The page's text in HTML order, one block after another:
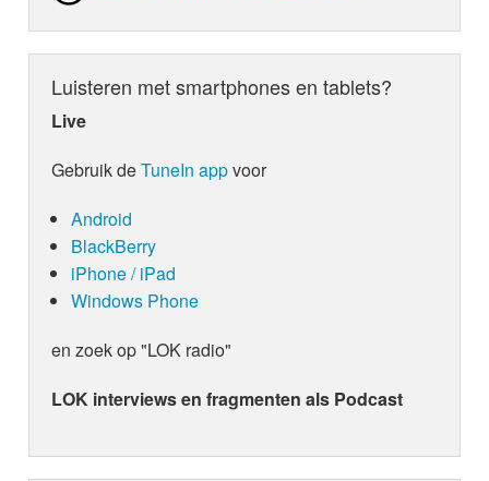
Luisteren met smartphones en tablets?
Live
Gebruik deTuneIn appvoor
Android
BlackBerry
iPhone / iPad
Windows Phone
en zoek op "LOK radio"
LOK interviews en fragmenten als Podcast